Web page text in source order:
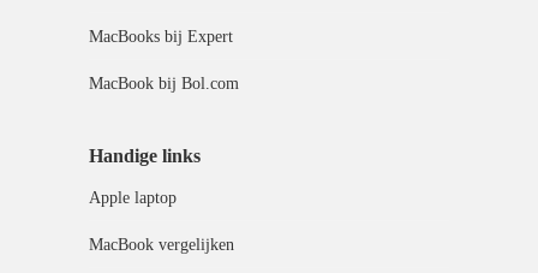
MacBooks bij Expert
MacBook bij Bol.com
Handige links
Apple laptop
MacBook vergelijken